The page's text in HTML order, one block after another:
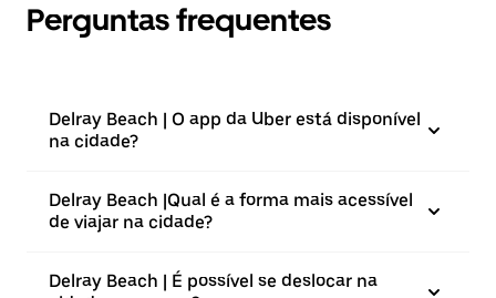
Perguntas frequentes
Delray Beach | O app da Uber está disponível
na cidade?
Delray Beach |⁠Qual é a forma mais acessível
de viajar na cidade?
Delray Beach | É possível se deslocar na